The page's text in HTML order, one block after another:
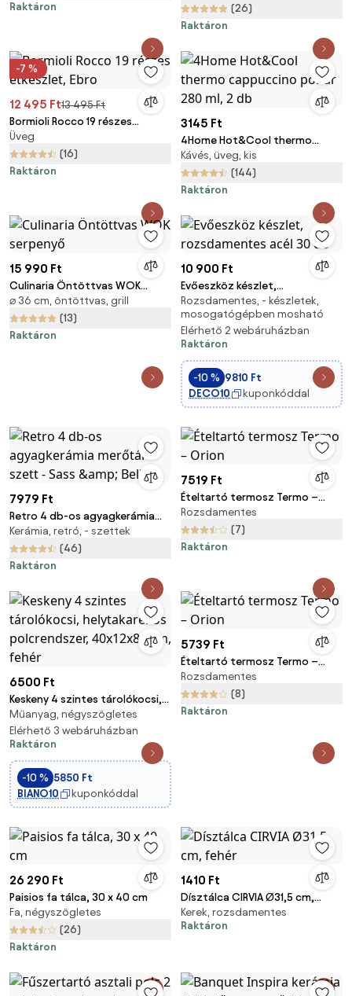
Raktáron
(26)
Raktáron
-7 %
12 495 Ft13 495 Ft
Bormioli Rocco 19 részes
étkészlet, Ebro
Üveg
(16)
Raktáron
3145 Ft
4Home Hot&Cool thermo
Kávés, üveg, kis
(144)
Raktáron
15 990 Ft
Culinaria Öntöttvas WOK
serpenyő
⌀ 36 cm, öntöttvas, grill
(13)
Raktáron
10 900 Ft
Evőeszköz készlet,
rozsdamentes acél 30 db
Rozsdamentes, - készletek,
mosogatógépben mosható
Elérhető 2 webáruházban
Raktáron
-10 % 9810 Ft
DECO10
kuponkóddal
7979 Ft
Retro 4 db-os agyagkerámia
merőtál szett - Sass &amp;
Belle
Kerámia, retró, - szettek
(46)
Raktáron
7519 Ft
Ételtartó termosz Termo –
Orion
Rozsdamentes
(7)
Raktáron
6500 Ft
Keskeny 4 szintes tárolókocsi,
helytakarékos polcrendszer,
40x12x88 cm, fehér
Műanyag, négyszögletes
Elérhető 3 webáruházban
Raktáron
-10 % 5850 Ft
BIANO10
kuponkóddal
5739 Ft
Ételtartó termosz Termo –
Orion
Rozsdamentes
(8)
Raktáron
26 290 Ft
Paisios fa tálca, 30 x 40 cm
Fa, négyszögletes
(26)
Raktáron
1410 Ft
Dísztálca CIRVIA Ø31,5 cm,
fehér
Kerek, rozsdamentes
Raktáron